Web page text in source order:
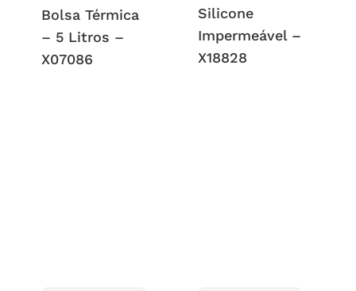
Bolsa Térmica
– 5 Litros –
X07086
Silicone
Impermeável –
X18828